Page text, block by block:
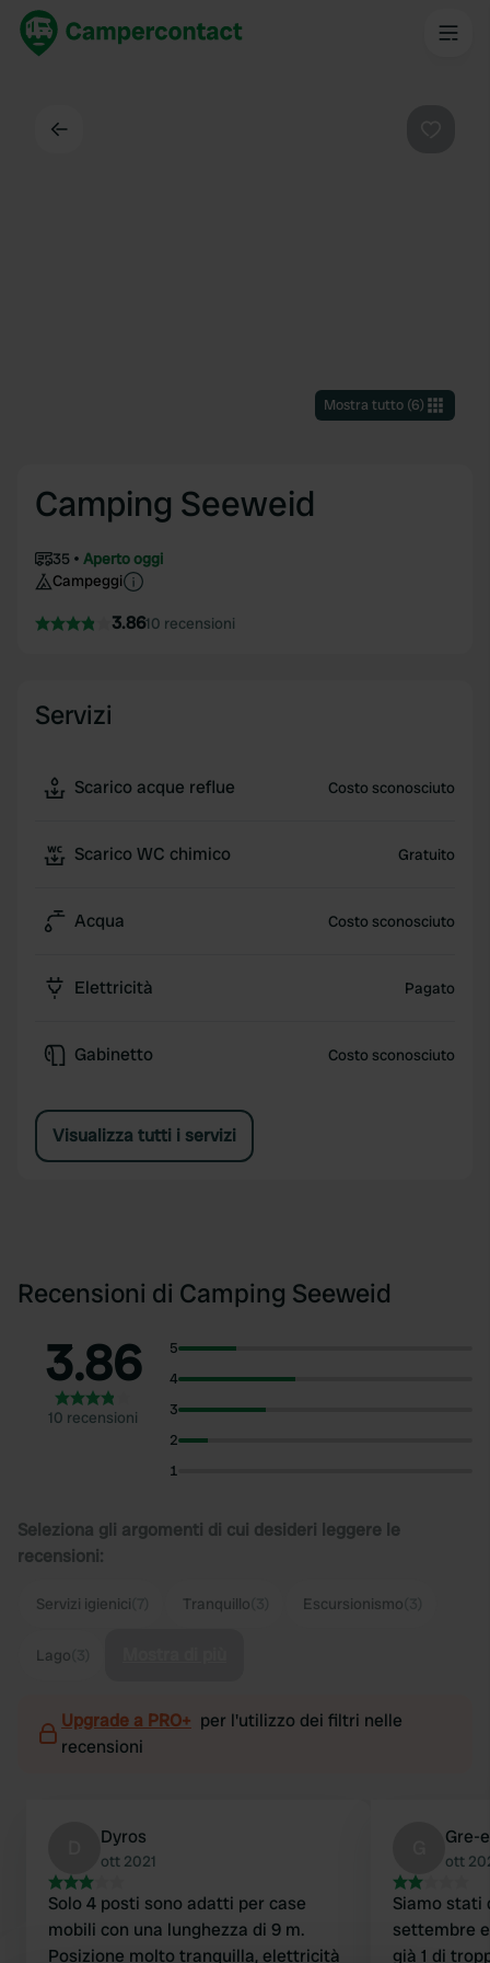
Mostra tutto(6)
Camping Seeweid
35
Aperto oggi
Campeggi
3.8610 recensioni
Servizi
Scarico acque reflue Costo sconosciuto
Scarico WC chimico Gratuito
Acqua Costo sconosciuto
Elettricità Pagato
Gabinetto Costo sconosciuto
Visualizza tutti i servizi
Recensioni di Camping Seeweid
3.86
10 recensioni
5
4
3
2
1
Seleziona gli argomenti di cui desideri leggere le
recensioni:
Servizi igienici Tranquillo Escursionismo
Lago
Upgrade a PRO+ per l'utilizzo dei filtri nelle
recensioni
Dyros
ott 2021
Solo 4 posti sono adatti per case
mobili con una lunghezza di 9 m.
Posizione molto tranquilla, elettricità
Gre-
ott
Siamo stati
settembre
già 1 di